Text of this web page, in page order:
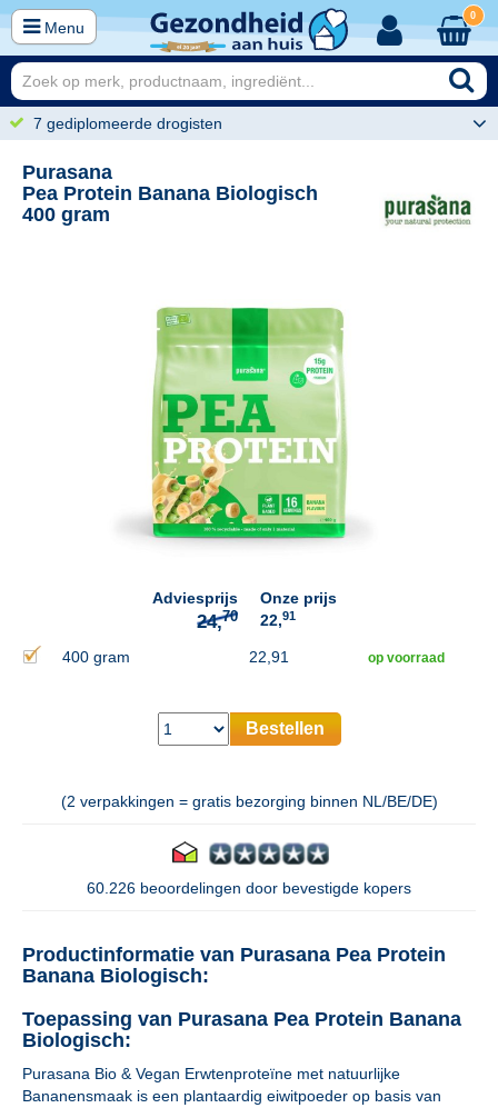
Menu
0
7 gediplomeerde drogisten
Purasana
Pea Protein Banana Biologisch
400 gram
Adviesprijs
24,70
Onze prijs
22,91
400 gram 22,91 op voorraad
Bestellen
(2 verpakkingen = gratis bezorging binnen NL/BE/DE)
60.226 beoordelingen door bevestigde kopers
Productinformatie van Purasana Pea Protein
Banana Biologisch:
Toepassing van Purasana Pea Protein Banana
Biologisch:
Purasana Bio & Vegan Erwtenproteïne met natuurlijke
Bananensmaak is een plantaardig eiwitpoeder op basis van